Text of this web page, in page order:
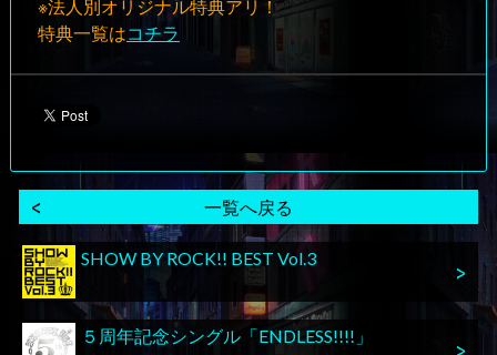
※法人別オリジナル特典アリ！
特典一覧はコチラ
一覧へ戻る
SHOW BY ROCK!! BEST Vol.3
５周年記念シングル「ENDLESS!!!!」